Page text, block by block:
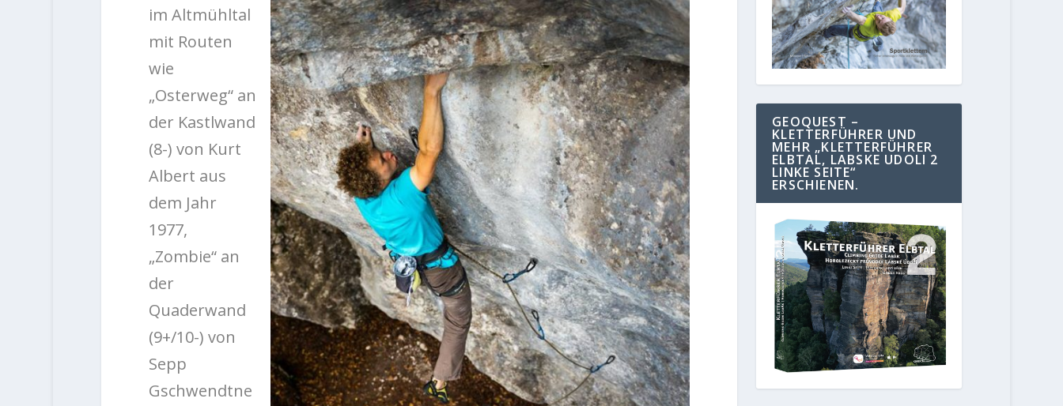
im Altmühltal
mit Routen
wie
„Osterweg“ an
der Kastlwand
(8-) von Kurt
Albert aus
dem Jahr
1977,
„Zombie“ an
der
Quaderwand
(9+/10-) von
Sepp
Gschwendtne
GEOQUEST –
KLETTERFÜHRER UND
MEHR „KLETTERFÜHRER
ELBTAL, LABSKE UDOLI 2
LINKE SEITE“
ERSCHIENEN.